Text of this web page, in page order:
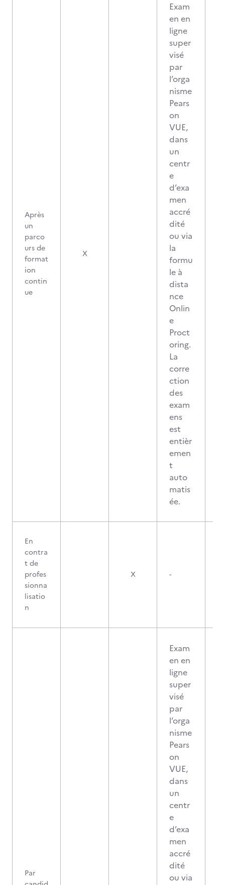
Après
un
parco
urs de
format
ion
contin
ue
X
Exam
en en
ligne
super
visé
par
l’orga
nisme
Pears
on
VUE,
dans
un
centr
e
d’exa
men
accré
dité
ou via
la
formu
le à
dista
nce
Onlin
e
Proct
oring.
La
corre
ction
des
exam
ens
est
entièr
emen
t
auto
matis
ée.
En
contra
t de
profes
sionna
lisatio
n
X -
Par
Exam
en en
ligne
super
visé
par
l’orga
nisme
Pears
on
VUE,
dans
un
centr
e
d’exa
men
accré
dité
ou via